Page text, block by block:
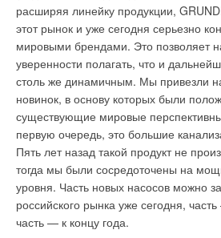
расширяя линейку продукции,
этот рынок и уже сегодня серьезно
мировыми брендами. Это позволяет
уверенности полагать, что и
столь же динамичным. Мы привезли
новинок, в основу которых были
существующие мировые
первую очередь, это большие
Пять лет назад такой продукт не
тогда мы были сосредоточены на
уровня. Часть новых насосов можно
российского рынка уже сегодня,
часть — к концу года.
свой бизнес на производстве
применением свинца.
В 1975 г. было решено заменить
материалами. В последующие годы
производство полной программы труб
полиэтилене для гражданского и
строительства. Также был увеличен
трубопроводов производства Co.E.S.
открыла новую программу
многослойных труб Coesklima и
Благодаря новейшей технологии
Coesklima являются прочными,
традиционна для консервативного
Японии. Это — стиль «Мицубиси
рамках тенденции, направленной на
более незаметных в интерьере
разработчики стремятся уменьшать
«Мицубиси Электрик» создала самые
кондиционеры, которые можно скрыть
панелью подвесного потолка. При
препятствий к дальнейшему
сделать кондиционер в два раза
существующих моделей. Однако это
значительному повышению шумности